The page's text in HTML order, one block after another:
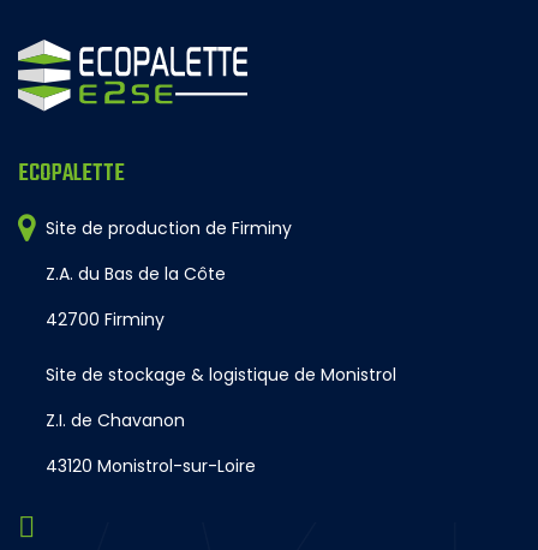
ECOPALETTE
Site de production de Firminy
Z.A. du Bas de la Côte
42700 Firminy
Site de stockage & logistique de Monistrol
Z.I. de Chavanon
43120 Monistrol-sur-Loire